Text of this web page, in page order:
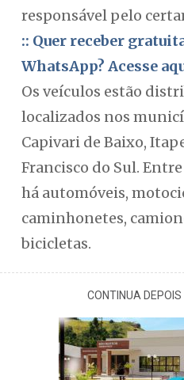
responsável pelo
:: Quer receber
WhatsApp? Acesse
Os veículos estão
localizados nos
Capivari de Baixo,
Francisco do Sul.
há automóveis,
caminhonetes,
bicicletas.
CONTINUA